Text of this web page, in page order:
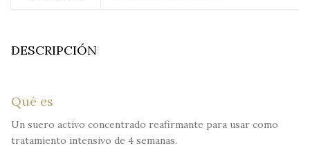
DESCRIPCIÓN
Qué es
Un suero activo concentrado reafirmante para usar como
tratamiento intensivo de 4 semanas.